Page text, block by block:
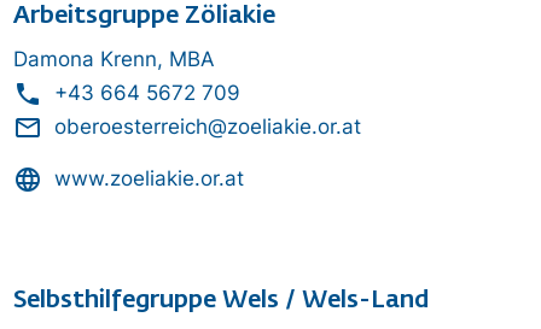
Arbeitsgruppe Zöliakie
Damona Krenn, MBA
phone +43 664 5672 709
mail_outline oberoesterreich@zoeliakie.or.at
language www.zoeliakie.or.at
Selbsthilfegruppe Wels / Wels-Land